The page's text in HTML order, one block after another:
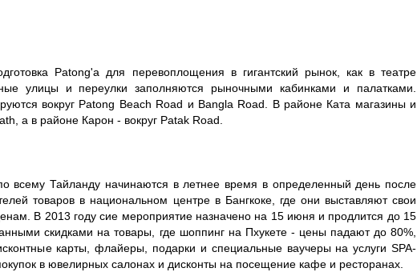
Patong'а для перевоплощения в гигантский рынок, как в театре
улицы и переулки заполняются рыночными кабинками и палатками.
вокруг Patong Beach Road и Bangla Road. В районе Ката магазины и
а в районе Карон - вокруг Patak Road.
всему Тайланду начинаются в летнее время в определенный день после
товаров в национальном центре в Бангкоке, где они выставляют свои
В 2013 году сие мероприятие назначено на 15 июня и продлится до 15
скидками на товары, где шоппинг на Пхукете - цены падают до 80%,
карты, флайеры, подарки и специальные ваучеры на услуги SPA-
в ювелирных салонах и дисконты на посещение кафе и ресторанах.